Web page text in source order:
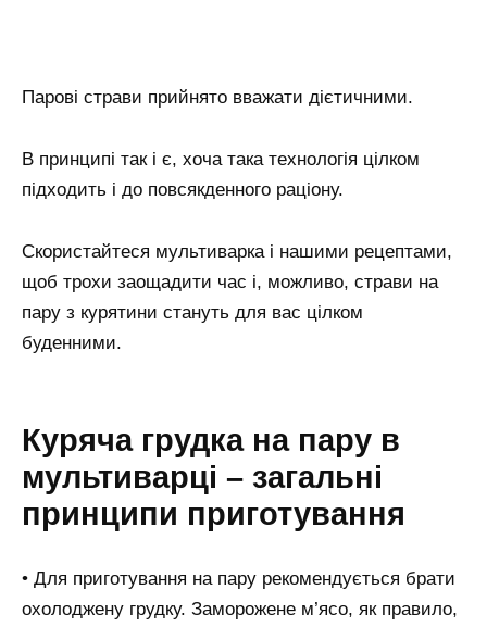
Парові страви прийнято вважати дієтичними.
В принципі так і є, хоча така технологія цілком
підходить і до повсякденного раціону.
Скористайтеся мультиварка і нашими рецептами,
щоб трохи заощадити час і, можливо, страви на
пару з курятини стануть для вас цілком
буденними.
Куряча грудка на пару в
мультиварці – загальні
принципи приготування
• Для приготування на пару рекомендується брати
охолоджену грудку. Заморожене м’ясо, як правило,